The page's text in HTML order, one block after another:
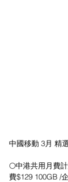
中國移動 3月 精
🌕中港共用月費
費$129 100GB /